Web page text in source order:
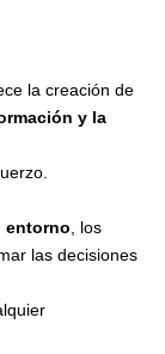
la creación de
y la
entorno , los
las decisiones